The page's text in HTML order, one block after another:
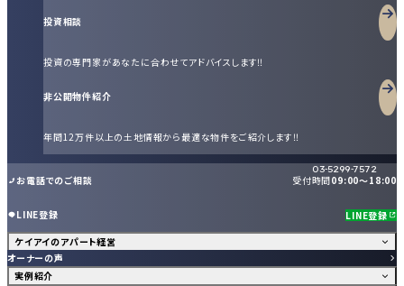
投資相談
投資の専門家があなたに合わせてアドバイスします‼
非公開物件紹介
年間12万件以上の土地情報から最適な物件をご紹介します‼
お電話でのご相談
03-5299-7572
受付時間09:00〜18:00
LINE登録
LINE登録
ケイアイのアパート経営
オーナーの声
実例紹介